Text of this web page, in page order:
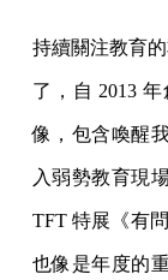
持續關注教育
了，自 2013
像，包含喚醒
入弱勢教育現
TFT 特展《有問
也像是年度的